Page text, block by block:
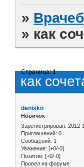
»
» как
как
Страница:1
denisko
Новичок
Зарегистрирован: 2012-
Приглашений: 0
Сообщений: 1
Уважение: [+0/-0]
Позитив: [+0/-0]
Провел на форуме: